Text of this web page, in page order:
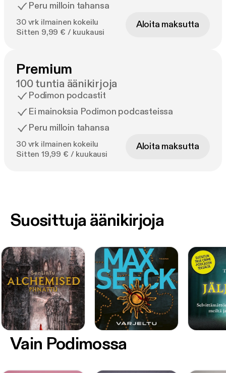
Peru milloin tahansa
30 vrk ilmainen kokeilu
Sitten 9,99 € / kuukausi
Aloita maksutta
Premium
100 tuntia äänikirjoja
Podimon podcastit
Ei mainoksia Podimon podcasteissa
Peru milloin tahansa
30 vrk ilmainen kokeilu
Sitten 19,99 € / kuukausi
Aloita maksutta
Vain Podimossa
Suosittuja äänikirjoja